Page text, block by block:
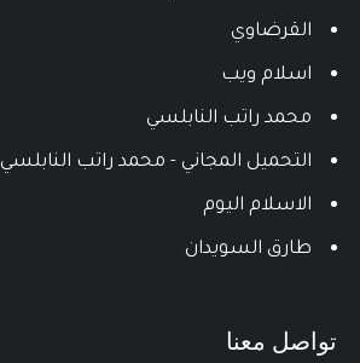
القرضاوي
اسلام ويب
محمد راتب النابلسي
التحميل المجاني - محمد راتب النابلسي
الاسلام اليوم
طارق السويدان
تواصل معنا